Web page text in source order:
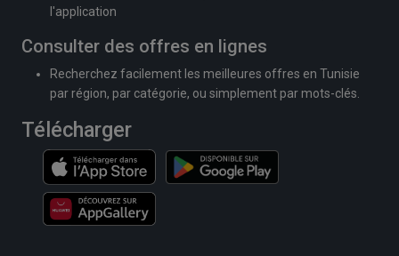
l'application
Consulter des offres en lignes
Recherchez facilement les meilleures offres en Tunisie
par région, par catégorie, ou simplement par mots-clés.
Télécharger